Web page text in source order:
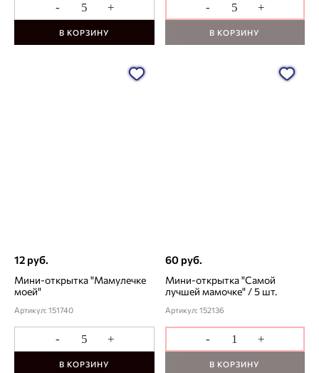
- +
В КОРЗИНУ
- +
В КОРЗИНУ
12 руб.
Мини-открытка "Мамулечке
моей"
Артикул: 151740
- +
В КОРЗИНУ
60 руб.
Мини-открытка "Самой
лучшей мамочке" / 5 шт.
Артикул: 152136
- +
В КОРЗИНУ